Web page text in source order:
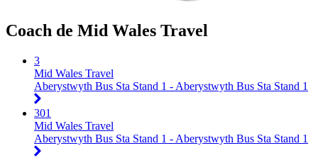
Coach de Mid Wales Travel
3
Mid Wales Travel
Aberystwyth Bus Sta Stand 1 - Aberystwyth Bus Sta Stand 1
301
Mid Wales Travel
Aberystwyth Bus Sta Stand 1 - Aberystwyth Bus Sta Stand 1